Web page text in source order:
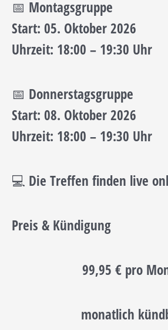
📅 Montagsgruppe
Start: 05. Oktober 2026
Uhrzeit: 18:00 – 19:30 Uhr
📅 Donnerstagsgruppe
Start: 08. Oktober 2026
Uhrzeit: 18:00 – 19:30 Uhr
💻 Die Treffen finden live
Preis & Kündigung
99,95 € pro
monatlich